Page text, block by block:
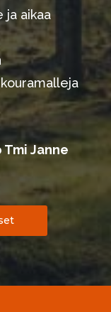
ja aikaa
Janne